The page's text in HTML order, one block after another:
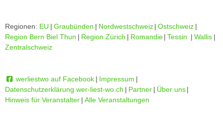
Regionen: EU | Graubünden | Nordwestschweiz | Ostschweiz |
Region Bern Biel Thun | Region Zürich | Romandie | Tessin | Wallis |
Zentralschweiz
werliestwo auf Facebook | Impressum |
Datenschutzerklärung wer-liest-wo.ch | Partner | Über uns |
Hinweis für Veranstalter | Alle Veranstaltungen